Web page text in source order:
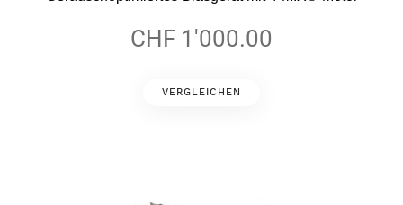
CHF 1'000.00
VERGLEICHEN